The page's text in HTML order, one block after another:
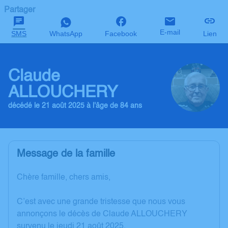
Partager
SMS WhatsApp Facebook E-mail Lien
Claude
ALLOUCHERY
décédé le 21 août 2025 à l'âge de 84 ans
Message de la famille
Chère famille, chers amis,
C’est avec une grande tristesse que nous vous
annonçons le décès de Claude ALLOUCHERY